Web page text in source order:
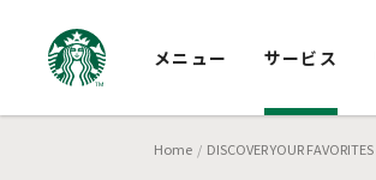
メニュー サービス
Home DISCOVER YOUR FAVORITES